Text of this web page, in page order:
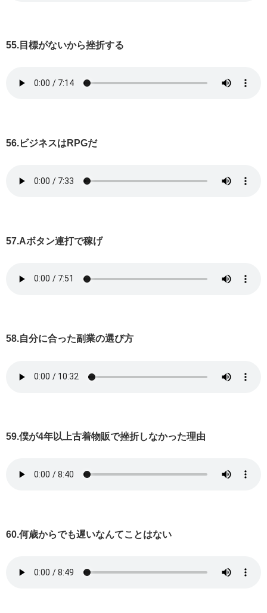
55.目標がないから挫折する
56.ビジネスはRPGだ
57.Aボタン連打で稼げ
58.自分に合った副業の選び方
59.僕が4年以上古着物販で挫折しなかった理由
60.何歳からでも遅いなんてことはない